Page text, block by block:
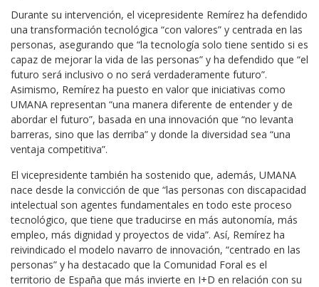
Durante su intervención, el vicepresidente Remírez ha defendido
una transformación tecnológica “con valores” y centrada en las
personas, asegurando que “la tecnología solo tiene sentido si es
capaz de mejorar la vida de las personas” y ha defendido que “el
futuro será inclusivo o no será verdaderamente futuro”.
Asimismo, Remírez ha puesto en valor que iniciativas como
UMANA representan “una manera diferente de entender y de
abordar el futuro”, basada en una innovación que “no levanta
barreras, sino que las derriba” y donde la diversidad sea “una
ventaja competitiva”.
El vicepresidente también ha sostenido que, además, UMANA
nace desde la convicción de que “las personas con discapacidad
intelectual son agentes fundamentales en todo este proceso
tecnológico, que tiene que traducirse en más autonomía, más
empleo, más dignidad y proyectos de vida”. Así, Remírez ha
reivindicado el modelo navarro de innovación, “centrado en las
personas” y ha destacado que la Comunidad Foral es el
territorio de España que más invierte en I+D en relación con su